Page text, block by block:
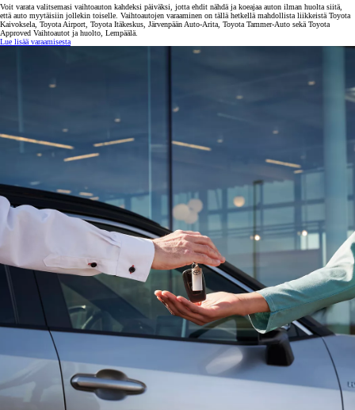
Voit varata valitsemasi vaihtoauton kahdeksi päiväksi, jotta ehdit nähdä ja koeajaa auton ilman huolta siitä,
että auto myytäisiin jollekin toiselle. Vaihtoautojen varaaminen on tällä hetkellä mahdollista liikkeistä Toyota
Kaivoksela, Toyota Airport, Toyota Itäkeskus, Järvenpään Auto-Arita, Toyota Tammer-Auto sekä Toyota
Approved Vaihtoautot ja huolto, Lempäälä.
Lue lisää varaamisesta